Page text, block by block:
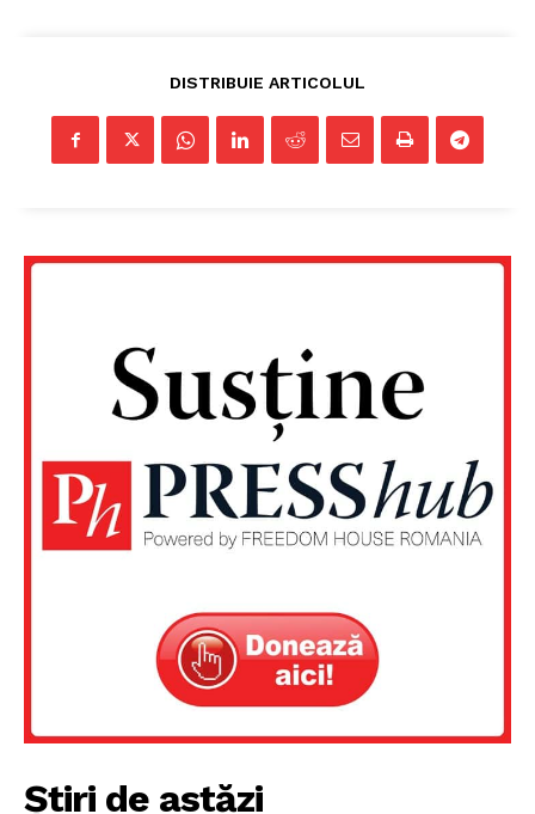
DISTRIBUIE ARTICOLUL
Știri de astăzi